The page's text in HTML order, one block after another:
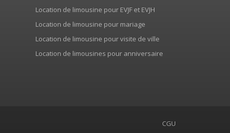
Location de limousine pour EVJF et EVJH
Location de limousine pour mariage
Location de limousine pour visite de ville
Location de limousines pour anniversaire
CGU